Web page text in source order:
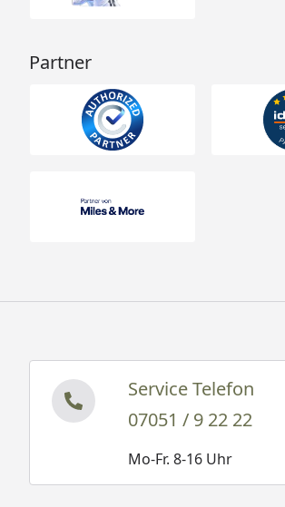
Partner
Service Telefon
07051 / 9 22 22
Mo-Fr. 8-16 Uhr